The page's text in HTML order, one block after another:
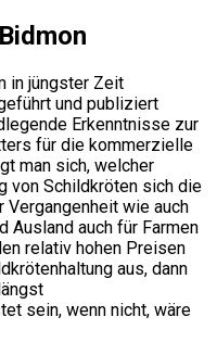
in jüngster Zeit
und publiziert
Erkenntnisse zur
für die kommerzielle
man sich, welcher
von Schildkröten sich die
Vergangenheit wie auch
Ausland auch für Farmen
relativ hohen Preisen
aus, dann
sein, wenn nicht, wäre